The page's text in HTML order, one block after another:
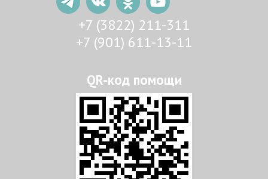
+7 (3822) 211-311
+7 (901) 611-13-11